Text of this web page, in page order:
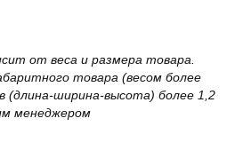
от веса и размера товара.
товара (весом более
(длина-ширина-высота) более 1,2
менеджером